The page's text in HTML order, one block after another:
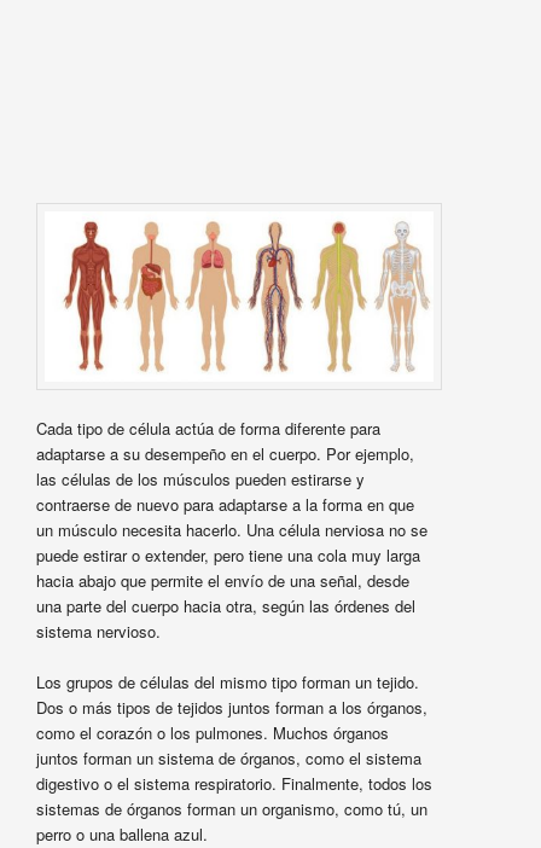
Cada tipo de célula actúa de forma diferente para
adaptarse a su desempeño en el cuerpo. Por ejemplo,
las células de los músculos pueden estirarse y
contraerse de nuevo para adaptarse a la forma en que
un músculo necesita hacerlo. Una célula nerviosa no se
puede estirar o extender, pero tiene una cola muy larga
hacia abajo que permite el envío de una señal, desde
una parte del cuerpo hacia otra, según las órdenes del
sistema nervioso.
Los grupos de células del mismo tipo forman un tejido.
Dos o más tipos de tejidos juntos forman a los órganos,
como el corazón o los pulmones. Muchos órganos
juntos forman un sistema de órganos, como el sistema
digestivo o el sistema respiratorio. Finalmente, todos los
sistemas de órganos forman un organismo, como tú, un
perro o una ballena azul.